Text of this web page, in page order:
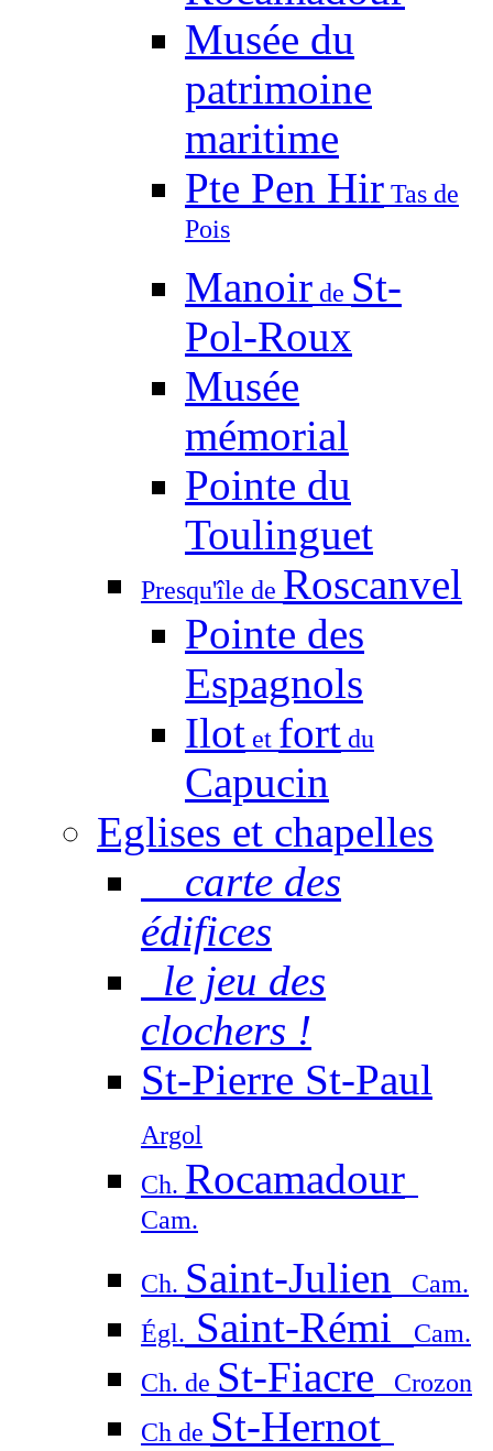
Musée du
patrimoine
maritime
Pte Pen Hir Tas de
Pois
Manoir de St-
Pol-Roux
Musée
mémorial
Pointe du
Toulinguet
Presqu'île de Roscanvel
Pointe des
Espagnols
Ilot et fort du
Capucin
Eglises et chapelles
carte des
édifices
le jeu des
clochers !
St-Pierre St-Paul
Argol
Ch. Rocamadour
Cam.
Ch. Saint-Julien Cam.
Égl. Saint-Rémi
Cam.
Ch. de St-Fiacre Crozon
Ch de St-Hernot